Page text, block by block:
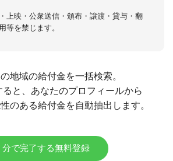
上映・公衆送信・頒布・譲渡・貸与・翻
等を禁じます。
地域の給付金を一括検索。
と、あなたのプロフィールから
のある給付金を自動抽出します。
分で完了する無料登録